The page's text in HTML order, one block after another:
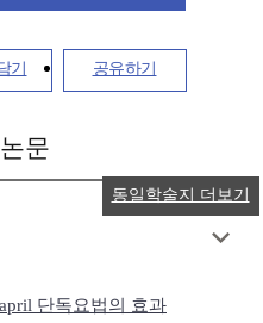
기 공유하기
문
단독요법의 효과
동일학술지 더보기